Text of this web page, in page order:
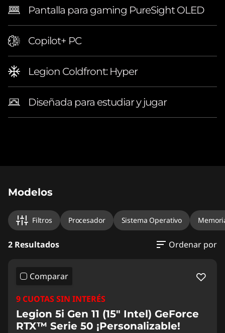
Pantalla para gaming PureSight OLED
Copilot+ PC
Legion Coldfront: Hyper
Diseñada para estudiar y jugar
Modelos
Filtros Procesador Sistema Operativo
2 Resultados Ordenar por
Comparar
9 CUOTAS SIN INTERÉS
Legion 5i Gen 11 (15" Intel) GeForce
RTX™ Serie 50 ¡Personalizable!